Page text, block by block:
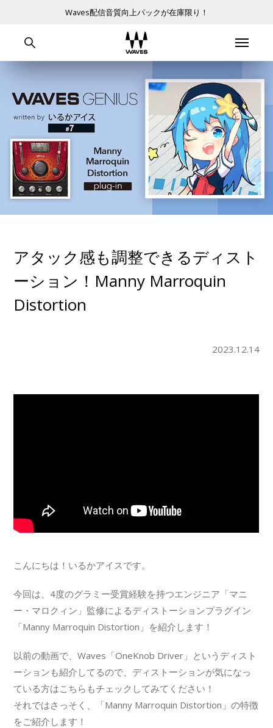
Waves配信音質向上パックが在庫限り！
アタック感も調整できるディスト
ーション！Manny Marroquin
Distortion
2023.12.14
こんにちは！いるかアイスです。
今回は、4度のグラミー受賞経験を持つエンジニア「マニ
ー・マロクィン」監修によるディストーションプラグイン
「Manny Marroquin Distortion」を紹介します！
以前の動画で、Waves「OneKnob Driver」というディスト
ーションも紹介してるので、ディストーションが気になっ
ている方はこちらもチェックしてみてください！
それではさっそく、「Manny Marroquin Distortion」の特徴
をご紹介します！